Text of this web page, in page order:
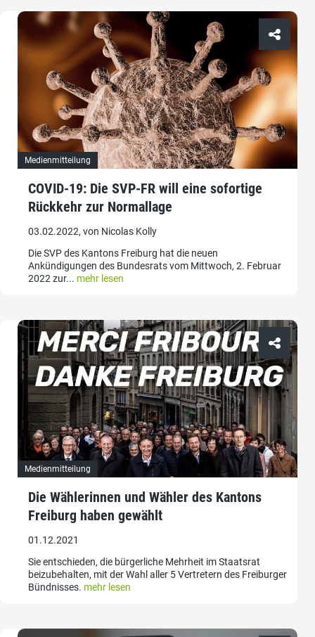
Medienmitteilung
COVID-19: Die SVP-FR will eine sofortige
Rückkehr zur Normallage
03.02.2022, von Nicolas Kolly
Die SVP des Kantons Freiburg hat die neuen
Ankündigungen des Bundesrats vom Mittwoch, 2. Februar
2022 zur... mehr lesen
Medienmitteilung
Die Wählerinnen und Wähler des Kantons
Freiburg haben gewählt
01.12.2021
Sie entschieden, die bürgerliche Mehrheit im Staatsrat
beizubehalten, mit der Wahl aller 5 Vertretern des Freiburger
Bündnisses. mehr lesen